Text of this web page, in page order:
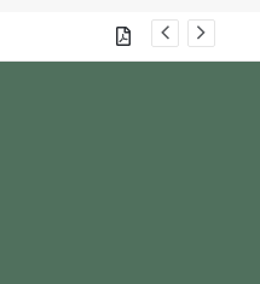
گذشتہ شمارے